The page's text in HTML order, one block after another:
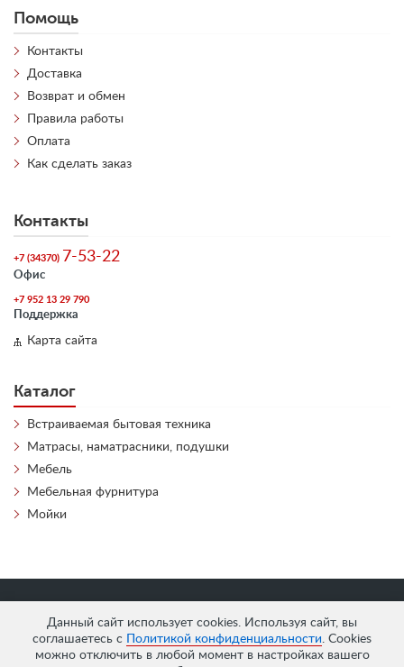
Данный сайт использует cookies. Используя сайт, вы
соглашаетесь с
Политикой конфиденциальности. Cookies
можно отключить в любой момент в настройках вашего
Помощь
Контакты
Доставка
Возврат и обмен
Правила работы
Оплата
Как сделать заказ
Контакты
+7 (34370) 7-53-22
Офис
+7 952 13 29 790
Поддержка
Карта сайта
Каталог
Встраиваемая бытовая техника
Матрасы, наматрасники, подушки
Мебель
Мебельная фурнитура
Мойки